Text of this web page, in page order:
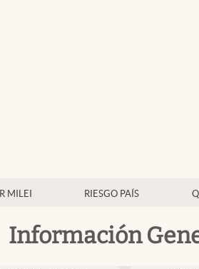
MILEI RIESGO PAÍS
Información